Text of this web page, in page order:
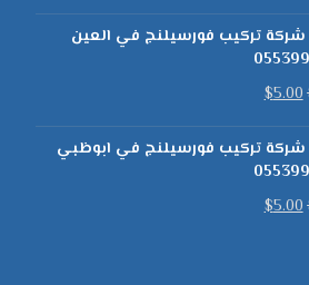
تركيب فورسيلنج في العين
$5.00
تركيب فورسيلنج في ابوظبي
$5.00